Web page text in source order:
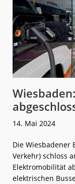
14. Mai 2024
Die Wiesbadener
Verkehr) schloss
Elektromobilität
elektrischen